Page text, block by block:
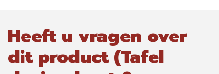
Heeft u vragen over
dit product (Tafel